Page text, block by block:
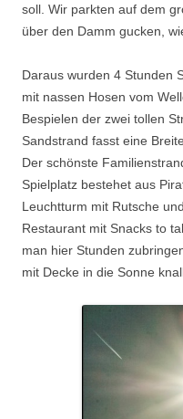
soll. Wir parkten auf dem
über den Damm gucken,
Daraus wurden 4 Stunden
mit nassen Hosen vom
Bespielen der zwei tollen
Sandstrand fasst eine
Der schönste
Spielplatz bestehet aus
Leuchtturm mit Rutsche
Restaurant mit Snacks to
man hier Stunden
mit Decke in die Sonne